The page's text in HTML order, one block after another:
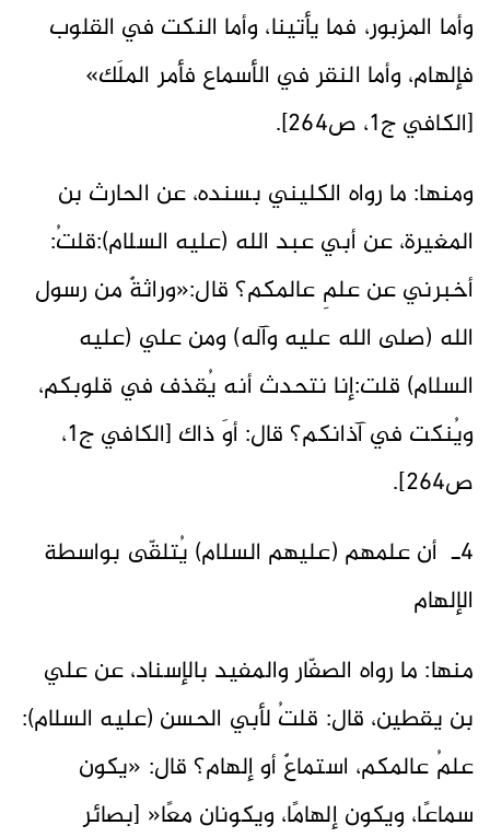
وأما المزبور، فما يأتينا، وأما النكت في القلوب
فإلهام، وأما النقر في الأسماع فأمر الملَك»
[الكافي ج1، ص264].
ومنها: ما رواه الكليني بسنده، عن الحارث بن
المغيرة، عن أبي عبد الله (عليه السلام):قلتُ:
أخبرني عن علمِ عالمكم؟ قال:«وراثةٌ من رسول
الله (صلى الله عليه وآله) ومن علي (عليه
السلام) قلت:إنا نتحدث أنه يُقذف في قلوبكم،
ويُنكت في آذانكم؟ قال: أوَ ذاك [الكافي ج1،
ص264].
4ـ أن علمهم (عليهم السلام) يُتلقّى بواسطة
الإلهام
منها: ما رواه الصفّار والمفيد بالإسناد، عن علي
بن يقطين، قال: قلتُ لأبي الحسن (عليه السلام):
علمُ عالمكم، استماعٌ أو إلهام؟ قال: «يكون
سماعًا، ويكون إلهامًا، ويكونان معًا« [بصائر